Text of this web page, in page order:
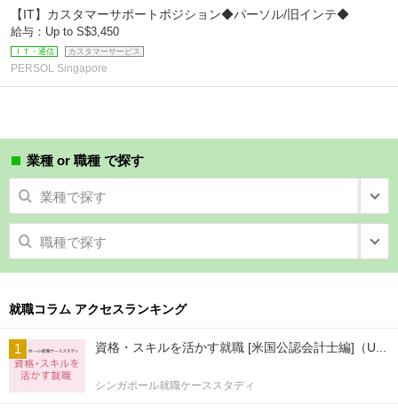
【IT】カスタマーサポートポジション◆パーソル/旧インテ◆
給与：Up to S$3,450
ＩＴ・通信 カスタマーサービス
PERSOL Singapore
業種 or 職種 で探す
業種で探す
職種で探す
就職コラム アクセスランキング
資格・スキルを活かす就職 [米国公認会計士編]（U...
シンガポール就職ケーススタディ